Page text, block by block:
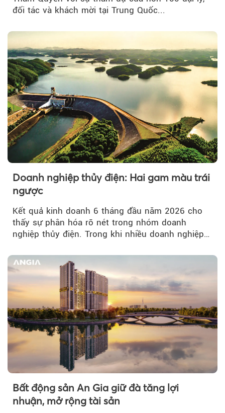
đối tác và khách mời tại Trung Quốc...
Doanh nghiệp thủy điện: Hai gam màu trái
ngược
Kết quả kinh doanh 6 tháng đầu năm 2026 cho
thấy sự phân hóa rõ nét trong nhóm doanh
nghiệp thủy điện. Trong khi nhiều doanh nghiệp
Bất động sản An Gia giữ đà tăng lợi
nhuận, mở rộng tài sản